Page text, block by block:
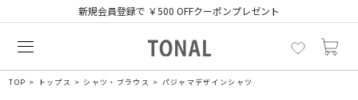
新規会員登録で ￥500 OFFクーポンプレゼント
TOP トップス シャツ・ブラウス パジャマデザインシャツ